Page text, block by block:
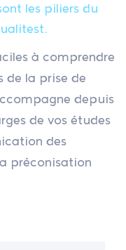
les piliers du
à comprendre
de la prise de
depuis
de vos études
des
préconisation